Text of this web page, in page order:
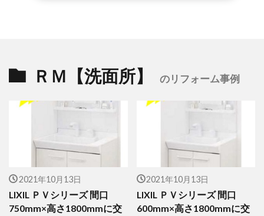
ＲＭ【洗面所】 のリフォーム事例
2021年10月13日
LIXIL ＰＶシリーズ 間口
750mm×高さ1800mmに交
2021年10月13日
LIXIL ＰＶシリーズ 間口
600mm×高さ1800mmに交